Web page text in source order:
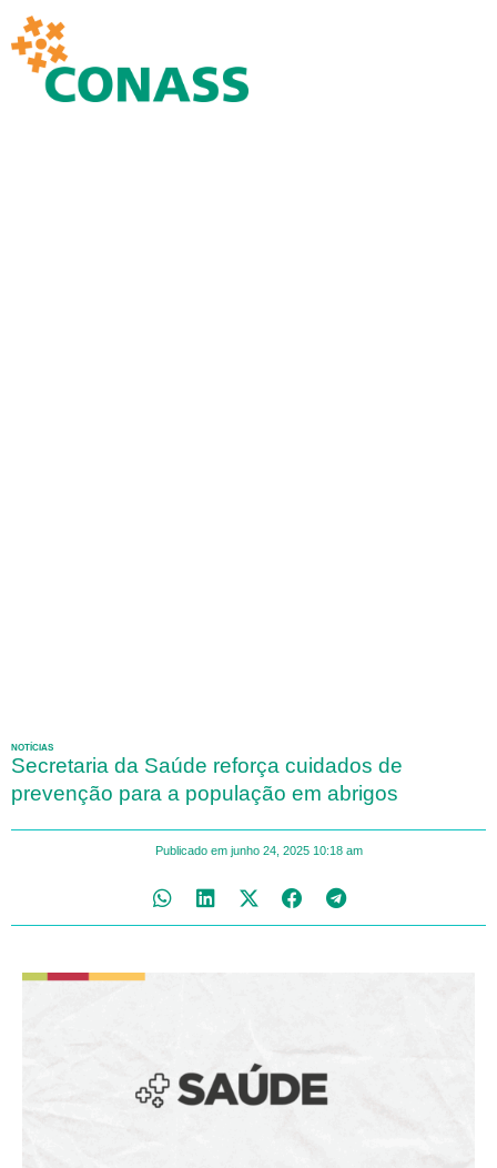
NOTÍCIAS
Secretaria da Saúde reforça cuidados de
prevenção para a população em abrigos
Publicado em junho 24, 2025 10:18 am